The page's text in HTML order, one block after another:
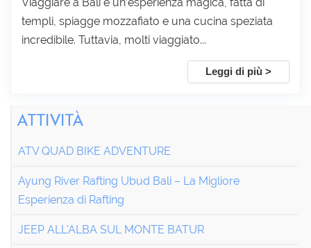
templi, spiagge mozzafiato e una cucina speziata
incredibile. Tuttavia, molti viaggiato...
Leggi di più >
ATTIVITÀ
ATV QUAD BIKE ADVENTURE
Ayung River Rafting Ubud Bali – La Migliore
Esperienza di Rafting
JEEP ALL'ALBA SUL MONTE BATUR